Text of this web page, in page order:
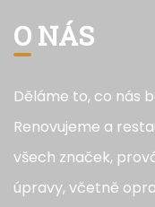
O NÁS
Děláme to, co nás
Renovujeme a
všech značek,
úpravy, včetně